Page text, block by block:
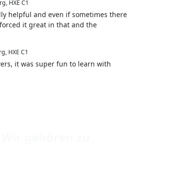
HXE C1
helpful and even if sometimes there
it great in that and the
HXE C1
it was super fun to learn with